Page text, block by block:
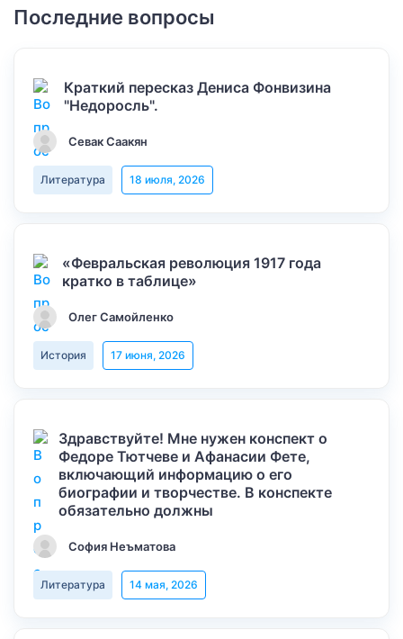
Последние вопросы
Краткий пересказ Дениса Фонвизина
"Недоросль".
Севак Саакян
Литература 18 июля, 2026
«Февральская революция 1917 года
кратко в таблице»
Олег Самойленко
История 17 июня, 2026
Здравствуйте! Мне нужен конспект о
Федоре Тютчеве и Афанасии Фете,
включающий информацию о его
биографии и творчестве. В конспекте
обязательно должны
София Неъматова
Литература 14 мая, 2026